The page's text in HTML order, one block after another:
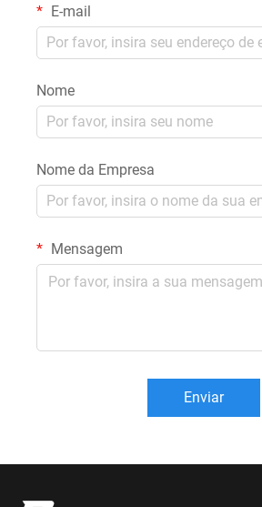
E-mail
Nome
Nome da Empresa
Mensagem
Enviar